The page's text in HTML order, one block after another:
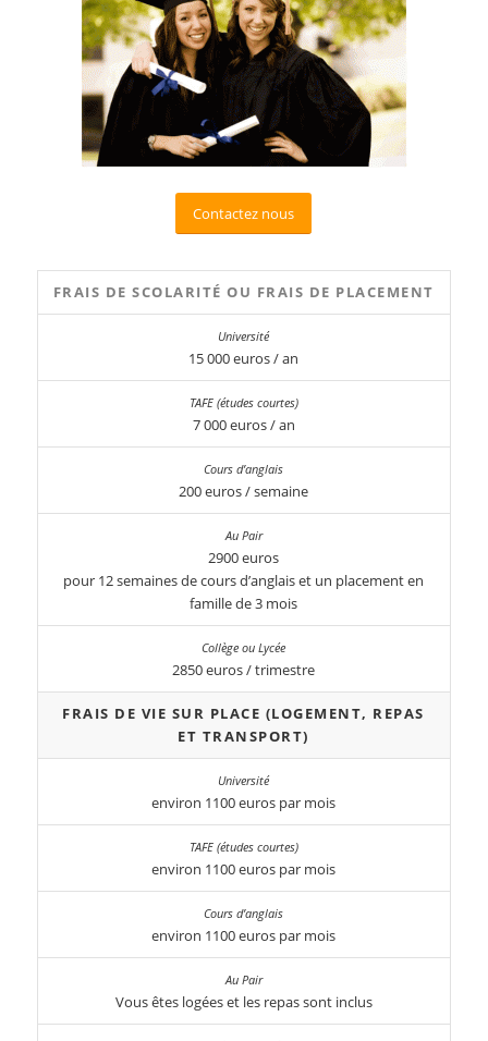
Contactez nous
FRAIS DE SCOLARITÉ OU FRAIS DE PLACEMENT
15 000 euros / an
7 000 euros / an
200 euros / semaine
2900 euros
pour 12 semaines de cours d’anglais et un placement en
famille de 3 mois
2850 euros / trimestre
FRAIS DE VIE SUR PLACE (LOGEMENT, REPAS
ET TRANSPORT)
environ 1100 euros par mois
environ 1100 euros par mois
environ 1100 euros par mois
Vous êtes logées et les repas sont inclus